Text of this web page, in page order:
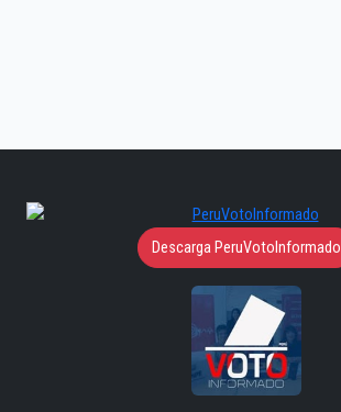
Descarga PeruVotoInformado